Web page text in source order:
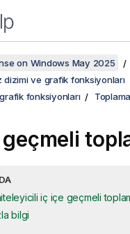
on Windows May 2025
dizimi ve grafik fonksiyonları
fonksiyonları
iç içe geçmeli
bilgi